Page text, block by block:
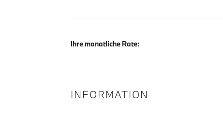
Ihre monatliche Rate:
INFORMATION